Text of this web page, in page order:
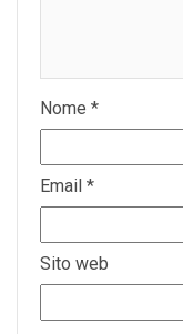
Nome *
Email *
Sito web